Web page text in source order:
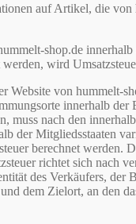
auf Artikel, die von
shop.de innerhalb
wird
Website von hummelt-
innerhalb der
muss nach den
der Mitgliedsstaaten
berechnet werden.
richtet sich nach
des Verkäufers, der
dem Zielort, an den